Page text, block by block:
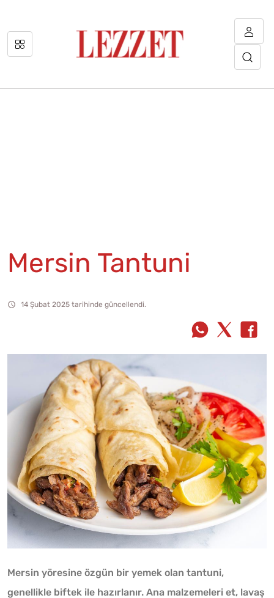
Mersin Tantuni
14 Şubat 2025 tarihinde güncellendi.
Mersin yöresine özgün bir yemek olan tantuni,
genellikle biftek ile hazırlanır. Ana malzemeleri et, lavaş